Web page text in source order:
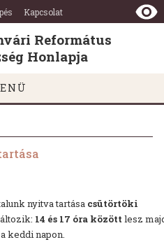
Kapcsolat
Református
Honlapja
nyitva tartása csütörtöki
14 és 17 óra között lesz
keddi napon.